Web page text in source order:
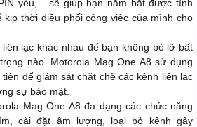
yếu,... sẽ giúp bạn nắm bắt được tình
kịp thời điều phối công việc của mình cho
lạc khác nhau để bạn không bỏ lỡ bất
nào. Motorola Mag One A8 sử dụng
để giám sát chặt chẽ các kênh liên lạc
sự bảo mật.
Mag One A8 đa dạng các chức năng
cài đặt âm lượng, loại bỏ kênh gây